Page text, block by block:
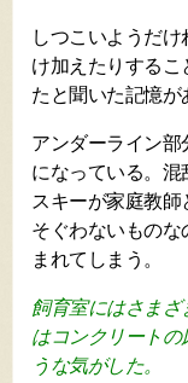
しつこいようだ
け加えたりする
たと聞いた記憶が
アンダーライン
になっている。
スキーが家庭教
そぐわないもの
まれてしまう。
飼育室にはさま
はコンクリート
うな気がした。